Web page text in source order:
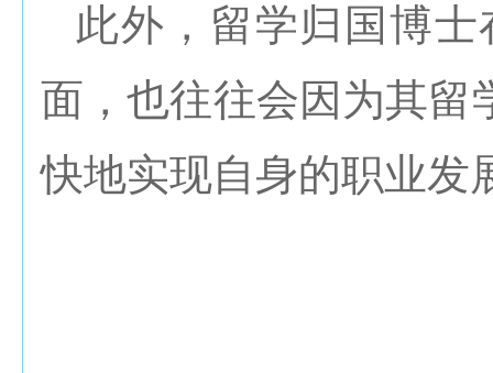
此外，留学归国博
面，也往往会因为其留
快地实现自身的职业发